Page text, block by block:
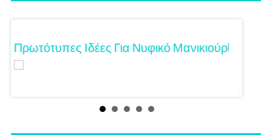
Πρωτότυπες Ιδέες Για Νυφικό Μανικιούρ!